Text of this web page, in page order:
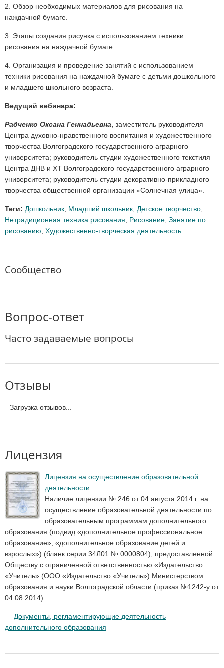
2. Обзор необходимых материалов для рисования на
наждачной бумаге.
3. Этапы создания рисунка с использованием техники
рисования на наждачной бумаге.
4. Организация и проведение занятий с использованием
техники рисования на наждачной бумаге с детьми дошкольного
и младшего школьного возраста.
Ведущий вебинара:
Радченко Оксана Геннадьевна, заместитель руководителя
Центра духовно-нравственного воспитания и художественного
творчества Волгоградского государственного аграрного
университета; руководитель студии художественного текстиля
Центра ДНВ и ХТ Волгоградского государственного аграрного
университета; руководитель студии декоративно-прикладного
творчества общественной организации «Солнечная улица».
Теги: Дошкольник; Младший школьник; Детское творчество;
Нетрадиционная техника рисования; Рисование; Занятие по
рисованию; Художественно-творческая деятельность
Сообщество
Вопрос-ответ
Часто задаваемые вопросы
Отзывы
Загрузка отзывов...
Лицензия
Лицензия на осуществление образовательной
деятельности
Наличие лицензии № 246 от 04 августа 2014 г. на
осуществление образовательной деятельности по
образовательным программам дополнительного
образования (подвид «дополнительное профессиональное
образование», «дополнительное образование детей и
взрослых») (бланк серии 34Л01 № 0000804), предоставленной
Обществу с ограниченной ответственностью «Издательство
«Учитель» (ООО «Издательство «Учитель») Министерством
образования и науки Волгоградской области (приказ №1242-у от
04.08.2014).
— Документы, регламентирующие деятельность
дополнительного образования